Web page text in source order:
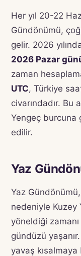
Her yıl 20-22
Gündönümü,
gelir. 2026
2026 Pazar
zaman
UTC, Türkiye
civarındadır. Bu
Yengeç burcuna
edilir.
Yaz
Yaz
nedeniyle Kuzey
yöneldiği zamanı
gündüzü
yavaş kısalmaya